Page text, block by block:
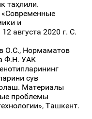
таҳлили.
и
августа 2020 г. С.
О.С., Нормаматов
Ф.Н. УАК
сув
Материалы
проблемы
Ташкент.